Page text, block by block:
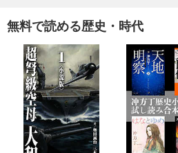
無料で読める歴史・時代